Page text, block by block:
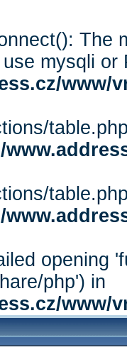
The
mysqli or
www/
opening
php') in
www/